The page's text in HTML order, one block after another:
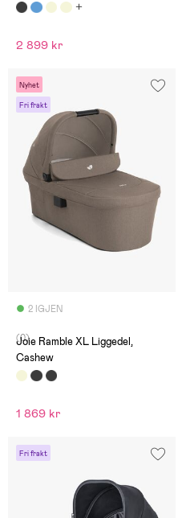
2 899 kr
Nyhet
Fri frakt
2 IGJEN
(0)
Joie Ramble XL Liggedel,
Cashew
1 869 kr
Fri frakt